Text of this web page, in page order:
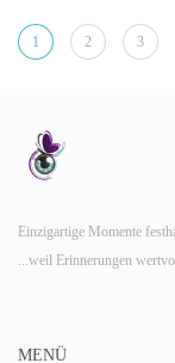
1 2 3
Einzigartige Momente
...weil Erinnerungen
MENÜ